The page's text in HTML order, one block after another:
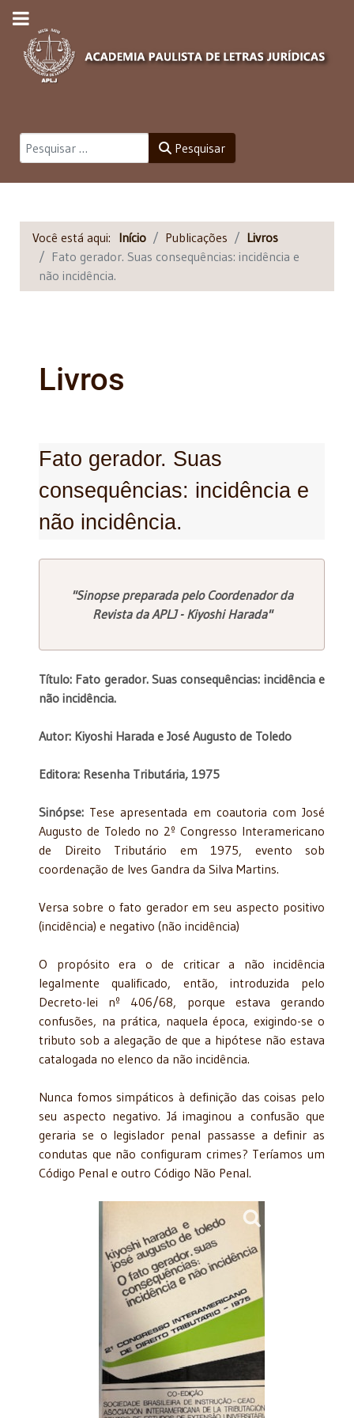
Pesquisar Pesquisar
Você está aqui: Início Publicações
Livros
Fato gerador. Suas consequências: incidência e
não incidência.
Livros
Fato gerador. Suas
consequências: incidência e
não incidência.
"Sinopse preparada pelo Coordenador da
Revista da APLJ - Kiyoshi Harada"
Título: Fato gerador. Suas consequências: incidência e
não incidência.
Autor: Kiyoshi Harada e José Augusto de Toledo
Editora: Resenha Tributária, 1975
Sinópse: Tese apresentada em coautoria com José
Augusto de Toledo no 2º Congresso Interamericano
de Direito Tributário em 1975, evento sob
coordenação de Ives Gandra da Silva Martins.
Versa sobre o fato gerador em seu aspecto positivo
(incidência) e negativo (não incidência)
O propósito era o de criticar a não incidência
legalmente qualificado, então, introduzida pelo
Decreto-lei nº 406/68, porque estava gerando
confusões, na prática, naquela época, exigindo-se o
tributo sob a alegação de que a hipótese não estava
catalogada no elenco da não incidência.
Nunca fomos simpáticos à definição das coisas pelo
seu aspecto negativo. Já imaginou a confusão que
geraria se o legislador penal passasse a definir as
condutas que não configuram crimes? Teríamos um
Código Penal e outro Código Não Penal.